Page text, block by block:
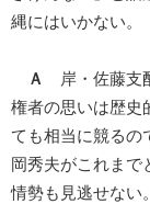
縄にはいかない。
Ａ
岸・佐藤支
権者の思いは歴史
ても相当に競るの
岡秀夫がこれま
情勢も見逃せない。